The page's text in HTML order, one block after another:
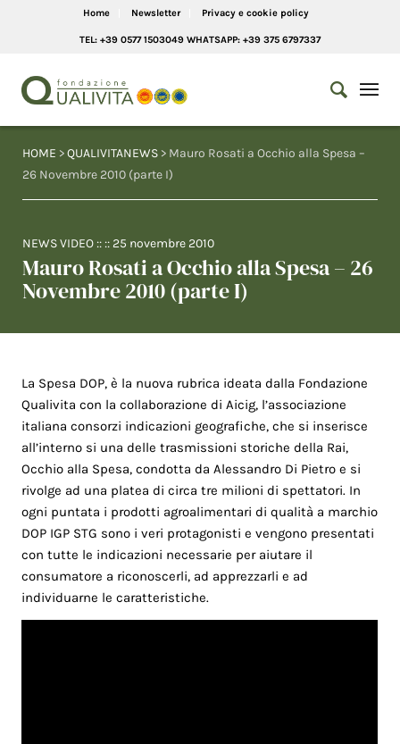
Home Newsletter Privacy e cookie policy
TEL: +39 0577 1503049 WHATSAPP: +39 375 6797337
HOME >QUALIVITANEWS > Mauro Rosati a Occhio alla Spesa –
26 Novembre 2010 (parte I)
NEWS VIDEO :: :: 25 novembre 2010
Mauro Rosati a Occhio alla Spesa – 26
Novembre 2010 (parte I)
La Spesa DOP, è la nuova rubrica ideata dalla Fondazione
Qualivita con la collaborazione di Aicig, l’associazione
italiana consorzi indicazioni geografiche, che si inserisce
all’interno si una delle trasmissioni storiche della Rai,
Occhio alla Spesa, condotta da Alessandro Di Pietro e si
rivolge ad una platea di circa tre milioni di spettatori. In
ogni puntata i prodotti agroalimentari di qualità a marchio
DOP IGP STG sono i veri protagonisti e vengono presentati
con tutte le indicazioni necessarie per aiutare il
consumatore a riconoscerli, ad apprezzarli e ad
individuarne le caratteristiche.